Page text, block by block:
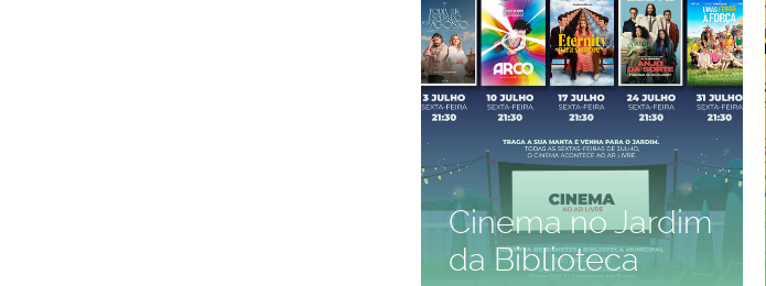
Cinema no Jardim
da Biblioteca